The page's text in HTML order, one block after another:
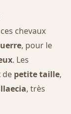
chevaux
, pour le
. Les
de petite taille,
, très